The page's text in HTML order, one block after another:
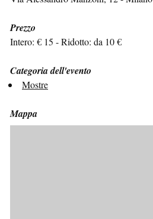
Prezzo
Intero: € 15 - Ridotto: da 10 €
Categoria dell'evento
Mostre
Mappa